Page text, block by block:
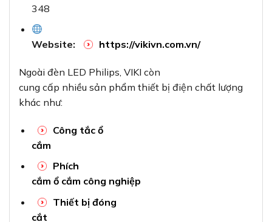
348
Website: https://vikivn.com.vn/
Ngoài đèn LED Philips, VIKI còn
cung cấp nhiều sản phẩm thiết bị điện chất lượng
khác như:
Công tắc ổ
cắm
Phích
cắm ổ cắm công nghiệp
Thiết bị đóng
cắt